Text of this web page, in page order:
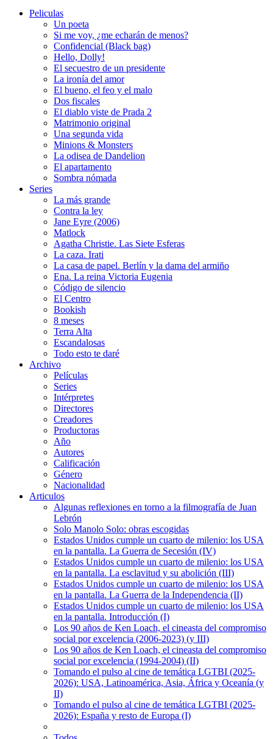
Peliculas
Un poeta
Si me voy, ¿me echarán de menos?
Confidencial (Black bag)
Hello, Dolly!
El secuestro de un presidente
La ironía del amor
El bueno, el feo y el malo
Dos fiscales
El diablo viste de Prada 2
Matrimonio original
Una segunda vida
Minions & Monsters
La odisea de Dandelion
El apartamento
Sombra nómada
Series
La más grande
Contra la ley
Jane Eyre (2006)
Matlock
Agatha Christie. Las Siete Esferas
La caza. Irati
La casa de papel. Berlín y la dama del armiño
Ena. La reina Victoria Eugenia
Código de silencio
El Centro
Bookish
8 meses
Terra Alta
Escandalosas
Todo esto te daré
Archivo
Películas
Series
Intérpretes
Directores
Creadores
Productoras
Año
Autores
Calificación
Género
Nacionalidad
Articulos
Algunas reflexiones en torno a la filmografía de Juan
Lebrón
Solo Manolo Solo: obras escogidas
Estados Unidos cumple un cuarto de milenio: los USA
en la pantalla. La Guerra de Secesión (IV)
Estados Unidos cumple un cuarto de milenio: los USA
en la pantalla. La esclavitud y su abolición (III)
Estados Unidos cumple un cuarto de milenio: los USA
en la pantalla. La Guerra de la Independencia (II)
Estados Unidos cumple un cuarto de milenio: los USA
en la pantalla. Introducción (I)
Los 90 años de Ken Loach, el cineasta del compromiso
social por excelencia (2006-2023) (y III)
Los 90 años de Ken Loach, el cineasta del compromiso
social por excelencia (1994-2004) (II)
Tomando el pulso al cine de temática LGTBI (2025-
2026): USA, Latinoamérica, Asia, África y Oceanía (y
II)
Tomando el pulso al cine de temática LGTBI (2025-
2026): España y resto de Europa (I)